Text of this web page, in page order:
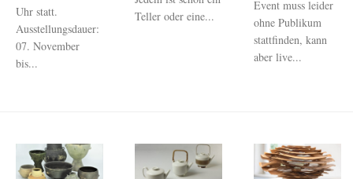
Uhr statt.
Ausstellungsdauer:
07. November
bis...
Teller oder eine...
Event muss leider
ohne Publikum
stattfinden, kann
aber live...